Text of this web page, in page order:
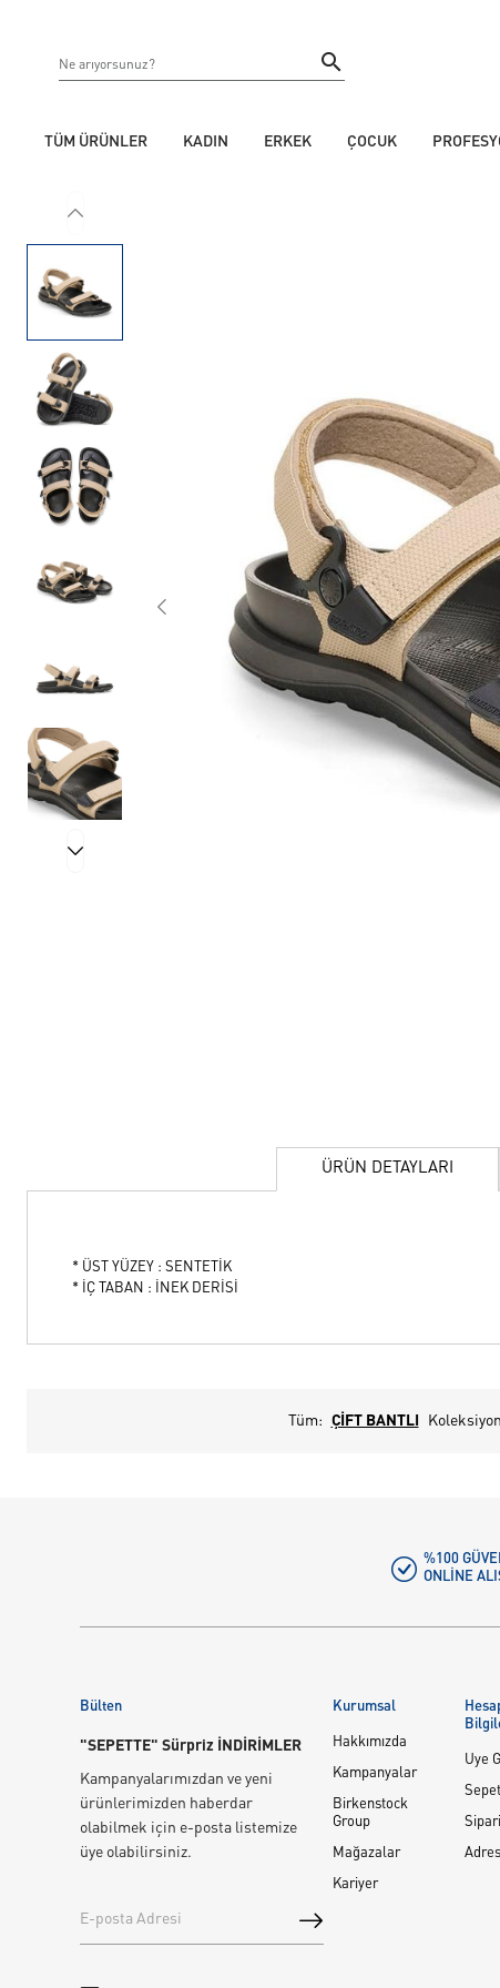
TÜM ÜRÜNLER KADIN ERKEK ÇOCUK
ÜRÜN DETAYLARI
* ÜST YÜZEY : SENTETİK
* İÇ TABAN : İNEK DERİSİ
Tüm: ÇİFT BANTLI
%100
ONLINE
Bülten
"SEPETTE" Sürpriz İNDİRİMLER
Kampanyalarımızdan ve yeni
ürünlerimizden haberdar
olabilmek için e-posta listemize
üye olabilirsiniz.
Kurumsal
Hakkımızda
Kampanyalar
Birkenstock
Group
Mağazalar
Kariyer
Üye